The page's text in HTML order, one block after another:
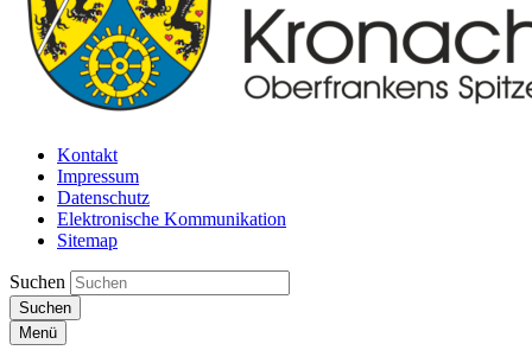
Kontakt
Impressum
Datenschutz
Elektronische Kommunikation
Sitemap
Suchen
Suchen
Menü